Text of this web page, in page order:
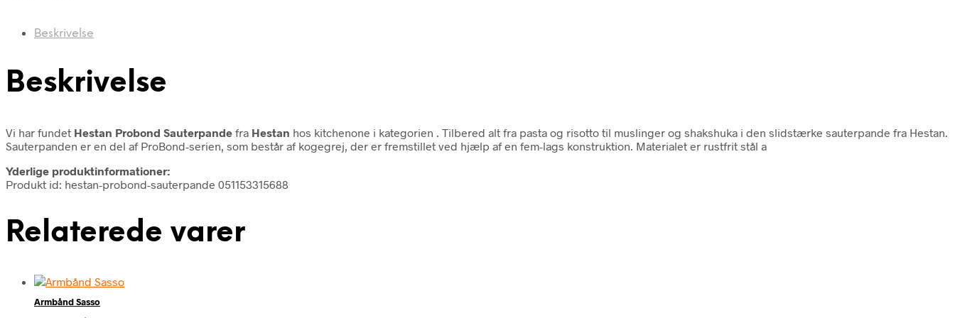
Beskrivelse
Beskrivelse
Vi har fundet Hestan Probond Sauterpande fra Hestan hos kitchenone i kategorien
. Tilbered alt fra pasta og risotto til muslinger og shakshuka i den slidstærke sauterpande fra Hestan.
Sauterpanden er en del af ProBond-serien, som består af kogegrej, der er fremstillet ved hjælp af en fem-lags konstruktion. Materialet er rustfrit stål a
Yderlige produktinformationer:
Produkt id: hestan-probond-sauterpande 051153315688
Relaterede varer
Armbånd Sasso